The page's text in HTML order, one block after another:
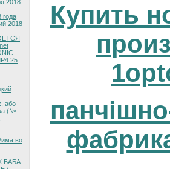
2018
года
2018
25
або
(№...
во
БАБА
Купить